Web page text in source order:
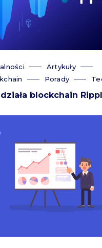
Artykuły
Porady
blockchain